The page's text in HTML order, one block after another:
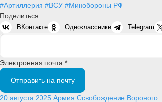
#Артиллерия #ВСУ #Минобороны РФ
Поделиться
ВКонтакте Одноклассники Telegram
Электронная почта *
Отправить на почту
20 августа 2025 Армия Освобождение Вороного: